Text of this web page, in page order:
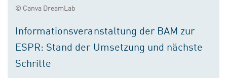
© Canva DreamLab
Informationsveranstaltung der BAM zur
ESPR: Stand der Umsetzung und nächste
Schritte